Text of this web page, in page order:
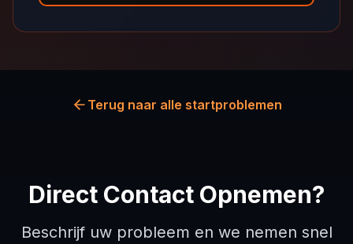
Terug naar alle startproblemen
Direct Contact Opnemen?
Beschrijf uw probleem en we nemen snel